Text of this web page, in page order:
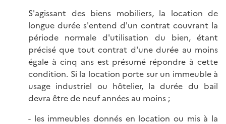
S'agissant des biens mobiliers, la location de
longue durée s'entend d'un contrat couvrant la
période normale d'utilisation du bien, étant
précisé que tout contrat d'une durée au moins
égale à cinq ans est présumé répondre à cette
condition. Si la location porte sur un immeuble à
usage industriel ou hôtelier, la durée du bail
devra être de neuf années au moins ;
- les immeubles donnés en location ou mis à la